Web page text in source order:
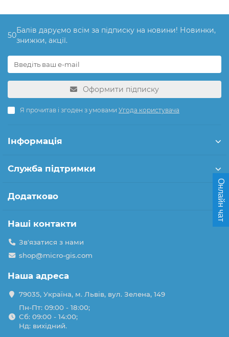
50
Балів даруємо всім за підписку на новини! Новинки,
знижки, акції.
Оформити підписку
Я прочитав і згоден з умовами Угода користувача
Інформація
Служба підтримки
Додатково
Наші контакти
Зв'язатися з нами
shop@micro-gis.com
Наша адреса
79035, Україна, м. Львів, вул. Зелена, 149
Пн-Пт: 09:00 - 18:00;
Сб: 09:00 - 14:00;
Нд: вихідний.
Онлайн чат